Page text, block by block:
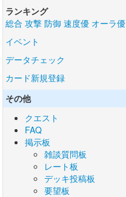
ランキング
総合 攻撃 防御 速度優 オーラ優
イベント
データチェック
カード新規登録
その他
クエスト
FAQ
掲示板
雑談質問板
レート板
デッキ投稿板
要望板